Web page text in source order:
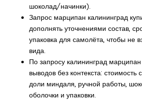
шоколад/начинки).
Запрос марципан калининград
дополнять уточнениями состав,
упаковка для самолёта, чтобы не
вида.
По запросу калининград
выводов без контекста: стоимость
доли миндаля, ручной работы,
оболочки и упаковки.